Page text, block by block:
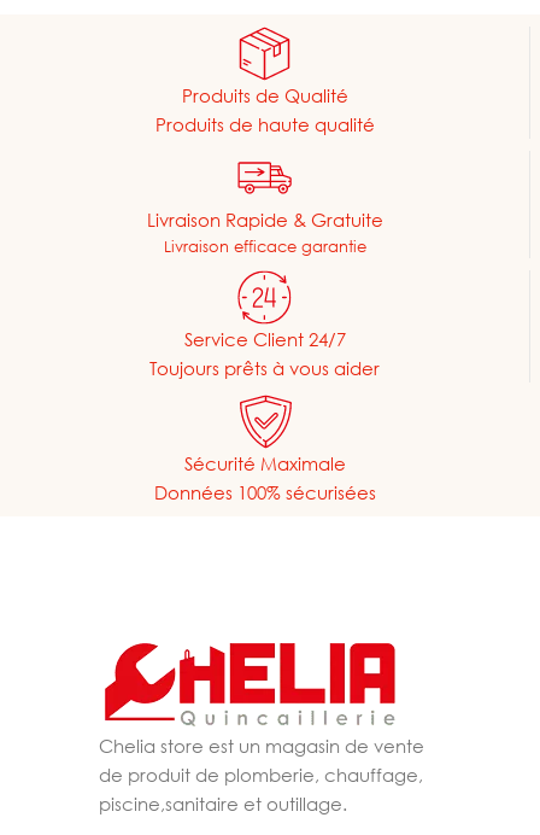
Produits de Qualité
Produits de haute qualité
Livraison Rapide & Gratuite
Livraison efficace garantie
Service Client 24/7
Toujours prêts à vous aider
Sécurité Maximale
Données 100% sécurisées
Chelia store est un magasin de vente
de produit de plomberie, chauffage,
piscine,sanitaire et outillage.